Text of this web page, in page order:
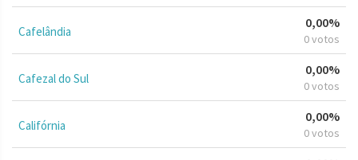
Cafelândia
0,00%
0 votos
Cafezal do Sul
0,00%
0 votos
Califórnia
0,00%
0 votos